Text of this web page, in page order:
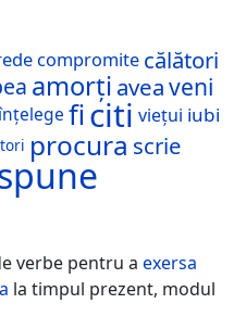
compromite călători
amorți aveaveni
ficiti viețui iubi
procura scrie
verbe pentru a exersa
la timpul prezent, modul